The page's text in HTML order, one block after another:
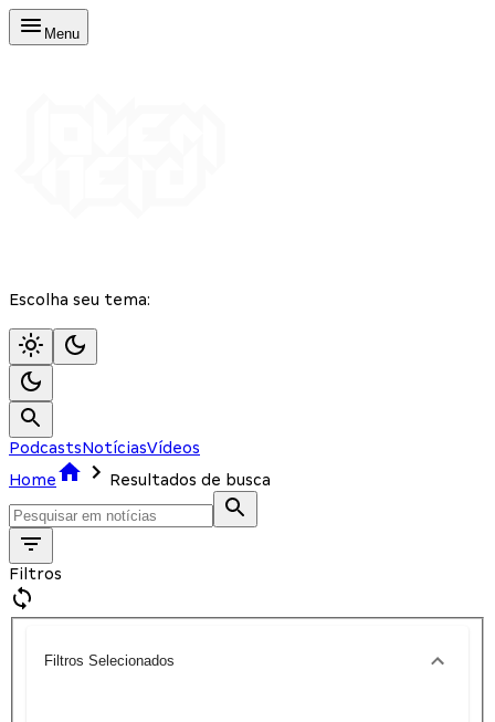
Menu
Escolha seu tema:
PodcastsNotíciasVídeos
Home
Resultados de busca
Filtros
Filtros Selecionados